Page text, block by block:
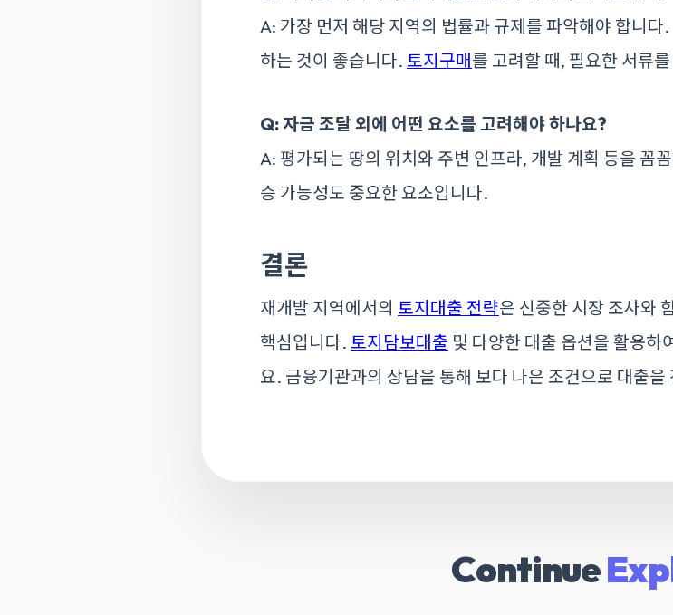
A: 가장 먼저 해당 지역의 법률과 규제를 파악해야 합니
하는 것이 좋습니다. 토지구매를 고려할 때, 필요한 서류
Q: 자금 조달 외에 어떤 요소를 고려해야 하나요?
A: 평가되는 땅의 위치와 주변 인프라, 개발 계획 등을 꼼
승 가능성도 중요한 요소입니다.
결론
재개발 지역에서의 토지대출 전략은 신중한 시장 조사와
핵심입니다. 토지담보대출 및 다양한 대출 옵션을 활용하
요. 금융기관과의 상담을 통해 보다 나은 조건으로 대출
Continue